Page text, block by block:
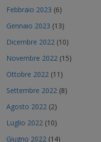
Febbraio 2023 (6)
Gennaio 2023 (13)
Dicembre 2022 (10)
Novembre 2022 (15)
Ottobre 2022 (11)
Settembre 2022 (8)
Agosto 2022 (2)
Luglio 2022 (10)
Giugno 2022 (14)